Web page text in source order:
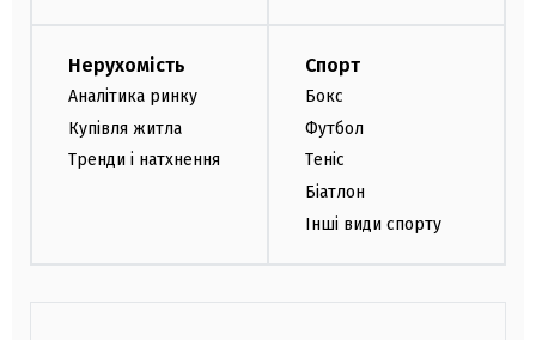
Нерухомість
Аналітика ринку
Купівля житла
Тренди і натхнення
Спорт
Бокс
Футбол
Теніс
Біатлон
Інші види спорту